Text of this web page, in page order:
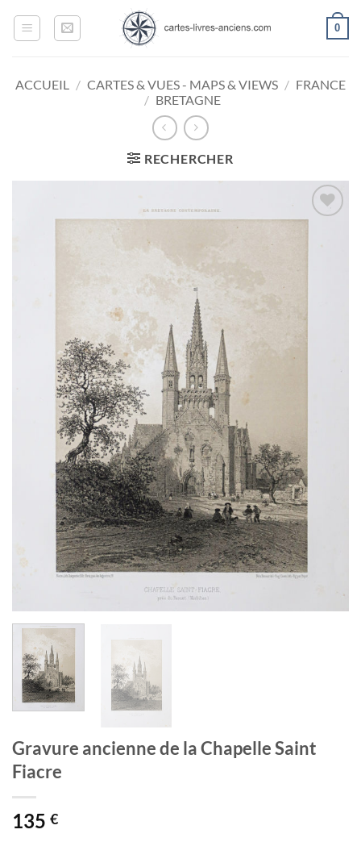
0
ACCUEIL / CARTES & VUES - MAPS & VIEWS / FRANCE
/ BRETAGNE
RECHERCHER
à la
Gravure ancienne de la Chapelle Saint
Fiacre
135 €